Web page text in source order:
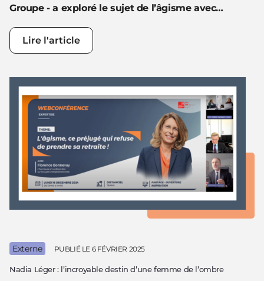
Groupe - a exploré le sujet de l’âgisme avec…
Lire l'article
Nadia Léger : l’incroyable destin d’une femme de l’ombre
Externe PUBLIÉ LE 6 FÉVRIER 2025